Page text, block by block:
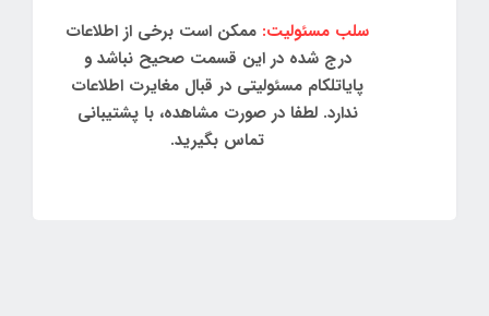
سلب مسئولیت: ممکن است برخی از اطلاعات
درج شده در این قسمت صحیح نباشد و
پایاتلکام مسئولیتی در قبال مغایرت اطلاعات
ندارد. لطفا در صورت مشاهده، با پشتیبانی
تماس بگیرید.